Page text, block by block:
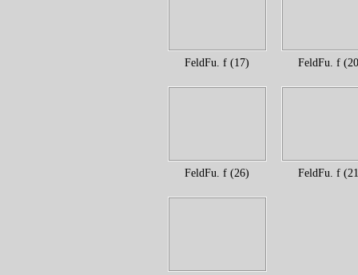
FeldFu. f (17) FeldFu. f
FeldFu. f (26) FeldFu. f